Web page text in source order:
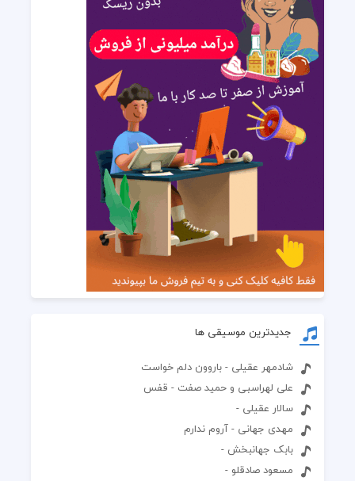
جدیدترین موسیقی ها
شادمهر عقیلی - باروون دلم خواست
علی لهراسبی و حمید صفت - قفس
سالار عقیلی -
مهدی جهانی - آروم ندارم
بابک جهانبخش -
مسعود صادقلو -